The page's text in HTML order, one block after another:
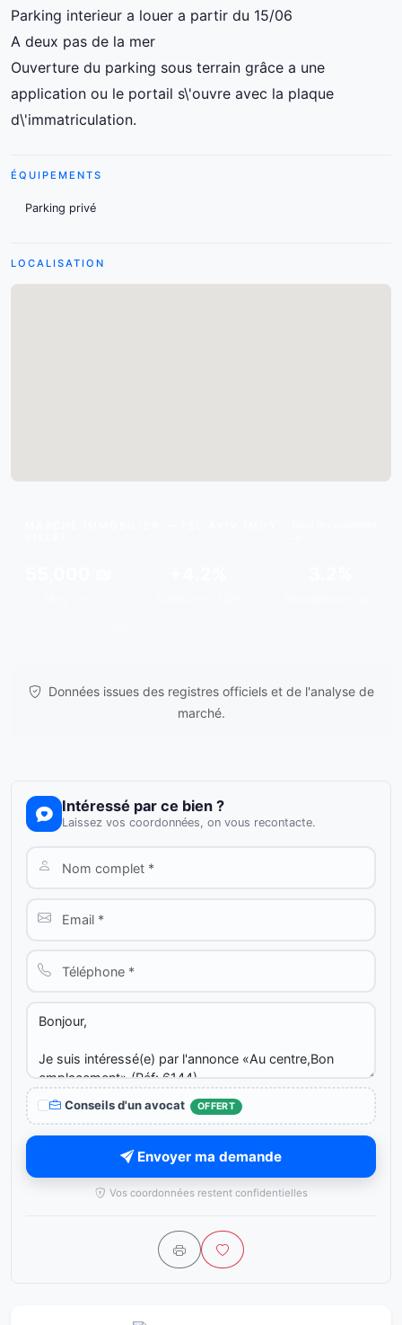
Parking interieur a louer a partir du 15/06
A deux pas de la mer
Ouverture du parking sous terrain grâce a une
application ou le portail s\'ouvre avec la plaque
d\'immatriculation.
ÉQUIPEMENTS
Parking privé
LOCALISATION
Données issues des registres officiels et de l'analyse de
marché.
Intéressé par ce bien ?
Laissez vos coordonnées, on vous recontacte.
Conseils d'un avocat OFFERT
Envoyer ma demande
Vos coordonnées restent confidentielles